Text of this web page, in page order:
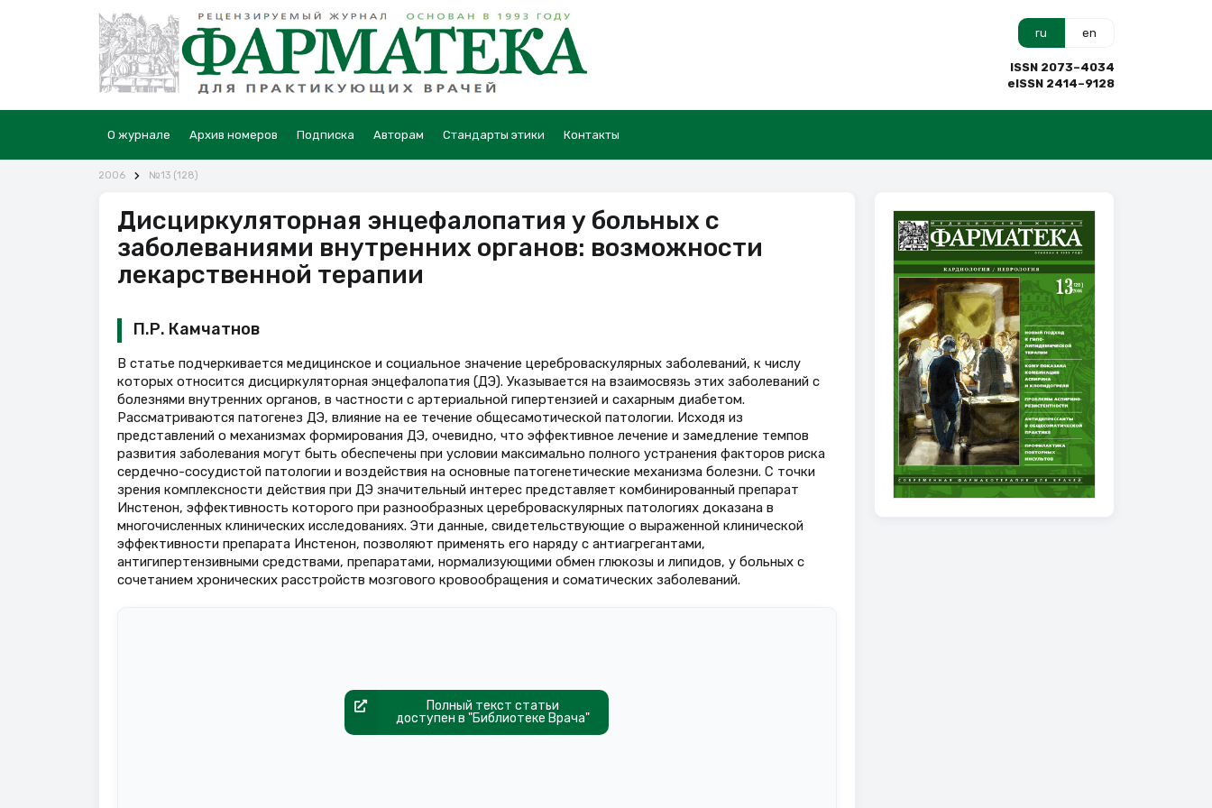
ru en
ISSN 2073–4034
eISSN 2414–9128
О журнале Архив номеров Подписка Авторам Стандарты этики Контакты
2006 №13 (128)
Дисциркуляторная энцефалопатия у больных с
заболеваниями внутренних органов: возможности
лекарственной терапии
П.Р. Камчатнов
В статье подчеркивается медицинское и социальное значение цереброваскулярных заболеваний, к числу
которых относится дисциркуляторная энцефалопатия (ДЭ). Указывается на взаимосвязь этих заболеваний с
болезнями внутренних органов, в частности с артериальной гипертензией и сахарным диабетом.
Рассматриваются патогенез ДЭ, влияние на ее течение общесамотической патологии. Исходя из
представлений о механизмах формирования ДЭ, очевидно, что эффективное лечение и замедление темпов
развития заболевания могут быть обеспечены при условии максимально полного устранения факторов риска
сердечно-сосудистой патологии и воздействия на основные патогенетические механизма болезни. С точки
зрения комплексности действия при ДЭ значительный интерес представляет комбинированный препарат
Инстенон, эффективность которого при разнообразных цереброваскулярных патологиях доказана в
многочисленных клинических исследованиях. Эти данные, свидетельствующие о выраженной клинической
эффективности препарата Инстенон, позволяют применять его наряду с антиагрегантами,
антигипертензивными средствами, препаратами, нормализующими обмен глюкозы и липидов, у больных с
сочетанием хронических расстройств мозгового кровообращения и соматических заболеваний.
Полный текст статьи
доступен в "Библиотеке Врача"